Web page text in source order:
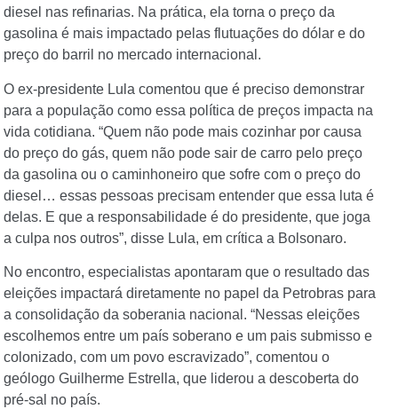
diesel nas refinarias. Na prática, ela torna o preço da
gasolina é mais impactado pelas flutuações do dólar e do
preço do barril no mercado internacional.
O ex-presidente Lula comentou que é preciso demonstrar
para a população como essa política de preços impacta na
vida cotidiana. “Quem não pode mais cozinhar por causa
do preço do gás, quem não pode sair de carro pelo preço
da gasolina ou o caminhoneiro que sofre com o preço do
diesel… essas pessoas precisam entender que essa luta é
delas. E que a responsabilidade é do presidente, que joga
a culpa nos outros”, disse Lula, em crítica a Bolsonaro.
No encontro, especialistas apontaram que o resultado das
eleições impactará diretamente no papel da Petrobras para
a consolidação da soberania nacional. “Nessas eleições
escolhemos entre um país soberano e um pais submisso e
colonizado, com um povo escravizado”, comentou o
geólogo Guilherme Estrella, que liderou a descoberta do
pré-sal no país.